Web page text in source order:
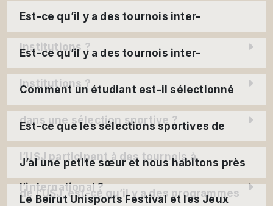
Est-ce qu’il y a des tournois inter-
Institutions ?
Est-ce qu’il y a des tournois inter-
Institutions ?
Comment un étudiant est-il sélectionné
dans une sélection sportive ?
Est-ce que les sélections sportives de
l’USJ participent à des tournois à
l’international ?
J’ai une petite sœur et nous habitons près
de l’USJ, est-ce qu’il y a des programmes
Le Beirut Unisports Festival et les Jeux